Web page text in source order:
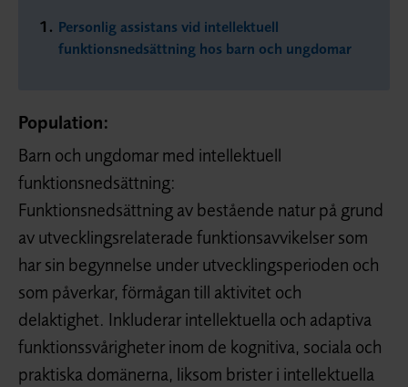
Personlig assistans vid intellektuell
funktionsnedsättning hos barn och ungdomar
Population:
Barn och ungdomar med intellektuell
funktionsnedsättning:
Funktionsnedsättning av bestående natur på grund
av utvecklingsrelaterade funktionsavvikelser som
har sin begynnelse under utvecklingsperioden och
som påverkar, förmågan till aktivitet och
delaktighet. Inkluderar intellektuella och adaptiva
funktionssvårigheter inom de kognitiva, sociala och
praktiska domänerna, liksom brister i intellektuella